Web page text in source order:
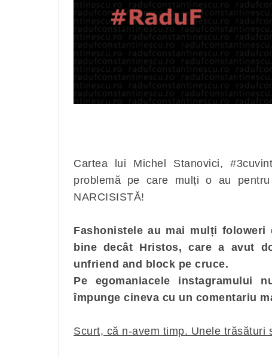
Cartea lui Michel Stanovici,
problemă pe care mulți o au
NARCISISTĂ!
Fashonistele au mai mulți
bine decât Hristos, care a avut
unfriend and block pe cruce.
Pe egomaniacele
împunge cineva cu un comentariu
Scurt, că n-avem timp. Unele trăsături